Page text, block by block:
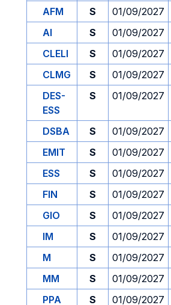
AFM S 01/09/2027
AI
S 01/09/2027
CLELI
S 01/09/2027
CLMG
S 01/09/2027
DES-
ESS
S 01/09/2027
DSBA S 01/09/2027
EMIT
S 01/09/2027
ESS
S 01/09/2027
FIN
S 01/09/2027
GIO
S 01/09/2027
IM
S 01/09/2027
M
S 01/09/2027
MM
S 01/09/2027
PPA
S 01/09/2027